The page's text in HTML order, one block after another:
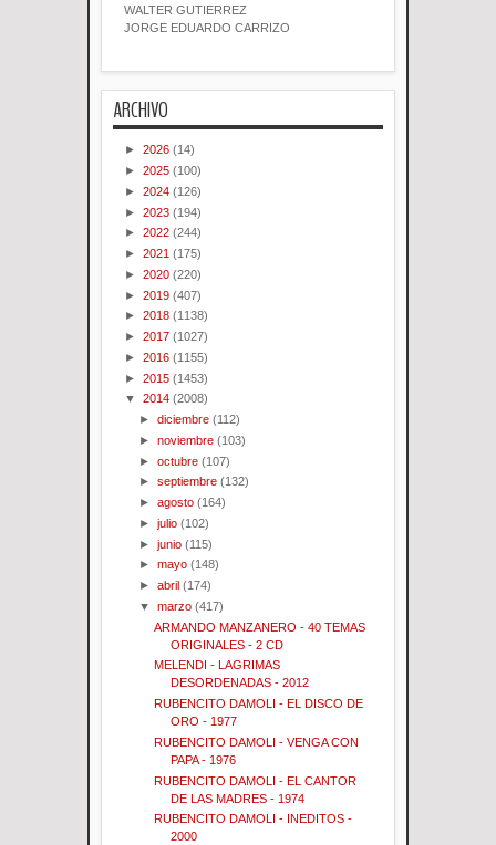
WALTER GUTIERREZ
JORGE EDUARDO CARRIZO
ARCHIVO
► 2026 (14)
► 2025 (100)
► 2024 (126)
► 2023 (194)
► 2022 (244)
► 2021 (175)
► 2020 (220)
► 2019 (407)
► 2018 (1138)
► 2017 (1027)
► 2016 (1155)
► 2015 (1453)
▼ 2014 (2008)
►diciembre (112)
►noviembre (103)
►octubre (107)
►septiembre (132)
►agosto (164)
►julio (102)
►junio (115)
►mayo (148)
►abril (174)
▼marzo (417)
ARMANDO MANZANERO - 40 TEMAS
ORIGINALES - 2 CD
MELENDI - LAGRIMAS
DESORDENADAS - 2012
RUBENCITO DAMOLI - EL DISCO DE
ORO - 1977
RUBENCITO DAMOLI - VENGA CON
PAPA - 1976
RUBENCITO DAMOLI - EL CANTOR
DE LAS MADRES - 1974
RUBENCITO DAMOLI - INEDITOS -
2000